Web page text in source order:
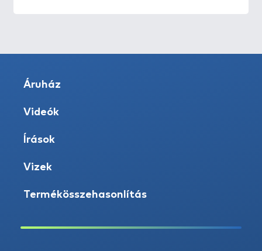
Áruház
Videók
Írások
Vizek
Termékösszehasonlítás